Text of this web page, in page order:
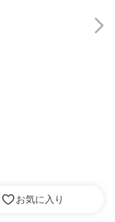
お気に入り